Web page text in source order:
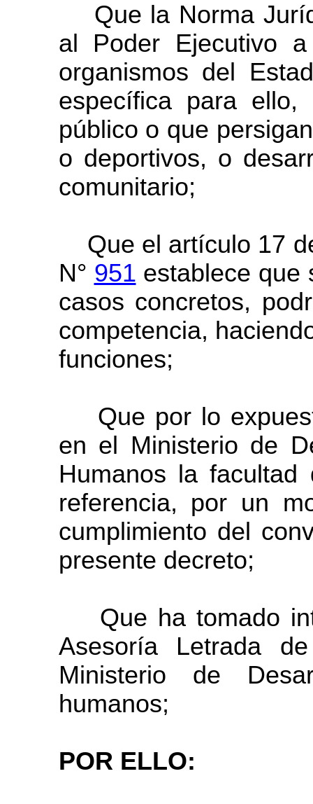
Que la Norma
al Poder Ejecutivo
organismos del
específica para
público o que
o deportivos, o
comunitario;
Que el artículo 17
N° 951 establece que
casos concretos,
competencia,
funciones;
Que por lo
en el Ministerio de
Humanos la
referencia, por un
cumplimiento del
presente decreto;
Que ha tomado
Asesoría Letrada
Ministerio de
humanos;
POR ELLO: